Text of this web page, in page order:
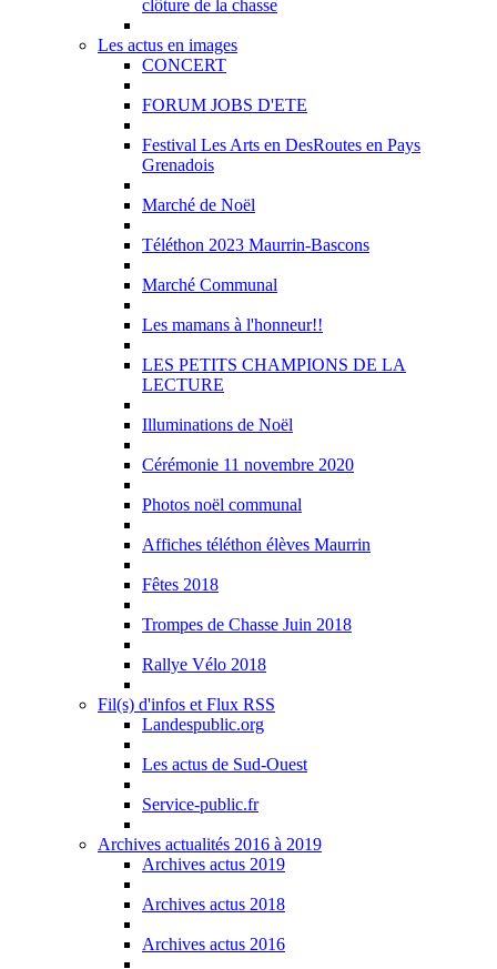
clôture de la chasse
Les actus en images
CONCERT
FORUM JOBS D'ETE
Festival Les Arts en DesRoutes en Pays
Grenadois
Marché de Noël
Téléthon 2023 Maurrin-Bascons
Marché Communal
Les mamans à l'honneur!!
LES PETITS CHAMPIONS DE LA
LECTURE
Illuminations de Noël
Cérémonie 11 novembre 2020
Photos noël communal
Affiches téléthon élèves Maurrin
Fêtes 2018
Trompes de Chasse Juin 2018
Rallye Vélo 2018
Fil(s) d'infos et Flux RSS
Landespublic.org
Les actus de Sud-Ouest
Service-public.fr
Archives actualités 2016 à 2019
Archives actus 2019
Archives actus 2018
Archives actus 2016